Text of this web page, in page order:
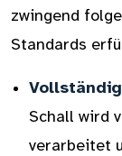
zwingend
Standards
Schall wird
verarbeitet